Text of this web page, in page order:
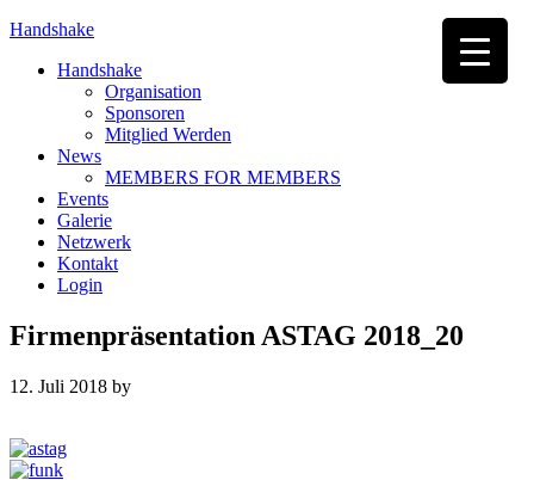
Handshake
Handshake
Organisation
Sponsoren
Mitglied Werden
News
MEMBERS FOR MEMBERS
Events
Galerie
Netzwerk
Kontakt
Login
Firmenpräsentation ASTAG 2018_20
12. Juli 2018 by